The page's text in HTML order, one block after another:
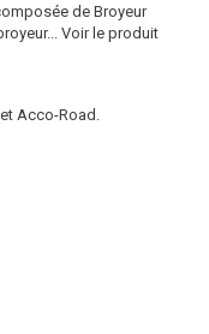
de Broyeur
Voir le produit
Acco-Road.